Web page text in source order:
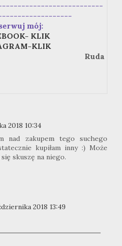
mój:
KLIK
KLIK
Ruda
2018 10:34
nad zakupem tego suchego
kupiłam inny :) Może
skuszę na niego.
2018 13:49